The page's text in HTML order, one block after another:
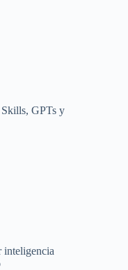
Skills, GPTs y
inteligencia